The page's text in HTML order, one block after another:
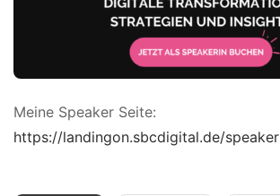
Meine Speaker Seite:
https://landingon.sbcdigital.de/speaker